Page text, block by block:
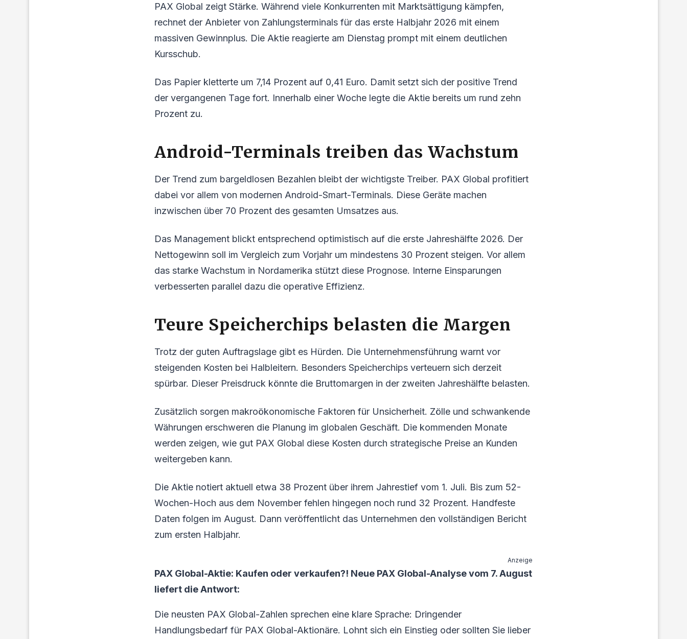
PAX Global zeigt Stärke. Während viele Konkurrenten mit Marktsättigung kämpfen,
rechnet der Anbieter von Zahlungsterminals für das erste Halbjahr 2026 mit einem
massiven Gewinnplus. Die Aktie reagierte am Dienstag prompt mit einem deutlichen
Kursschub.
Das Papier kletterte um 7,14 Prozent auf 0,41 Euro. Damit setzt sich der positive Trend
der vergangenen Tage fort. Innerhalb einer Woche legte die Aktie bereits um rund zehn
Prozent zu.
Android-Terminals treiben das Wachstum
Der Trend zum bargeldlosen Bezahlen bleibt der wichtigste Treiber. PAX Global profitiert
dabei vor allem von modernen Android-Smart-Terminals. Diese Geräte machen
inzwischen über 70 Prozent des gesamten Umsatzes aus.
Das Management blickt entsprechend optimistisch auf die erste Jahreshälfte 2026. Der
Nettogewinn soll im Vergleich zum Vorjahr um mindestens 30 Prozent steigen. Vor allem
das starke Wachstum in Nordamerika stützt diese Prognose. Interne Einsparungen
verbesserten parallel dazu die operative Effizienz.
Teure Speicherchips belasten die Margen
Trotz der guten Auftragslage gibt es Hürden. Die Unternehmensführung warnt vor
steigenden Kosten bei Halbleitern. Besonders Speicherchips verteuern sich derzeit
spürbar. Dieser Preisdruck könnte die Bruttomargen in der zweiten Jahreshälfte belasten.
Zusätzlich sorgen makroökonomische Faktoren für Unsicherheit. Zölle und schwankende
Währungen erschweren die Planung im globalen Geschäft. Die kommenden Monate
werden zeigen, wie gut PAX Global diese Kosten durch strategische Preise an Kunden
weitergeben kann.
Die Aktie notiert aktuell etwa 38 Prozent über ihrem Jahrestief vom 1. Juli. Bis zum 52-
Wochen-Hoch aus dem November fehlen hingegen noch rund 32 Prozent. Handfeste
Daten folgen im August. Dann veröffentlicht das Unternehmen den vollständigen Bericht
zum ersten Halbjahr.
Anzeige
PAX Global-Aktie: Kaufen oder verkaufen?! Neue PAX Global-Analyse vom 7. August
liefert die Antwort:
Die neusten PAX Global-Zahlen sprechen eine klare Sprache: Dringender
Handlungsbedarf für PAX Global-Aktionäre. Lohnt sich ein Einstieg oder sollten Sie lieber